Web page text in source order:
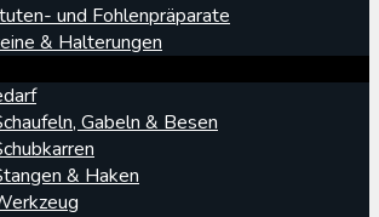
und Fohlenpräparate
& Halterungen
Gabeln & Besen
& Haken